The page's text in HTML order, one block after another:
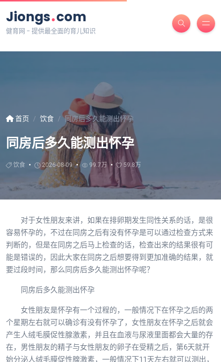
Jiongs.com
健育网 - 提供最全面的育儿知识
首页 饮食 同房后多久能测出怀孕
同房后多久能测出怀孕
饮食 2026-08-09 99.7万 59.8万
对于女性朋友来讲，如果在排卵期发生同性关系的话，是很
容易怀孕的，不过在同房之后有没有怀孕是可以通过检查方式来
判断的，但是在同房之后马上检查的话，检查出来的结果很有可
能是错误的，因此大家在同房之后想要得到更加准确的结果，就
要过段时间，那么同房后多久能测出怀孕呢？
同房后多久能测出怀孕
女性朋友是怀孕有一个过程的，一般情况下在怀孕之后的两
个星期左右就可以确诊有没有怀孕了，女性朋友在怀孕之后就会
产生人绒毛膜促性腺激素，并且在血液与尿液里面都会大量的存
在，男性朋友的精子与女性朋友的卵子在受精之后，第6天就开
始分泌人绒毛膜促性腺激素，一般情况下11天左右就可以测出，